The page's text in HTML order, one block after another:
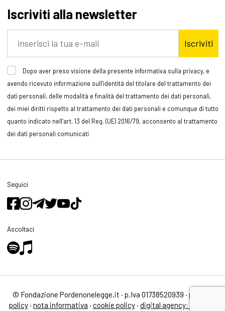
Iscriviti alla newsletter
Iscriviti
Dopo aver preso visione della presente informativa sulla privacy, e
avendo ricevuto informazione sull’identità del titolare del trattamento dei
dati personali, delle modalità e finalità del trattamento dei dati personali,
dei miei diritti rispetto al trattamento dei dati personali e comunque di tutto
quanto indicato nell’art. 13 del Reg. (UE) 2016/79, acconsento al trattamento
dei dati personali comunicati
Seguici
Ascoltaci
© Fondazione Pordenonelegge.it · p.Iva 01738520939 · privacy
policy · nota informativa · cookie policy · digital agency: alea.pro